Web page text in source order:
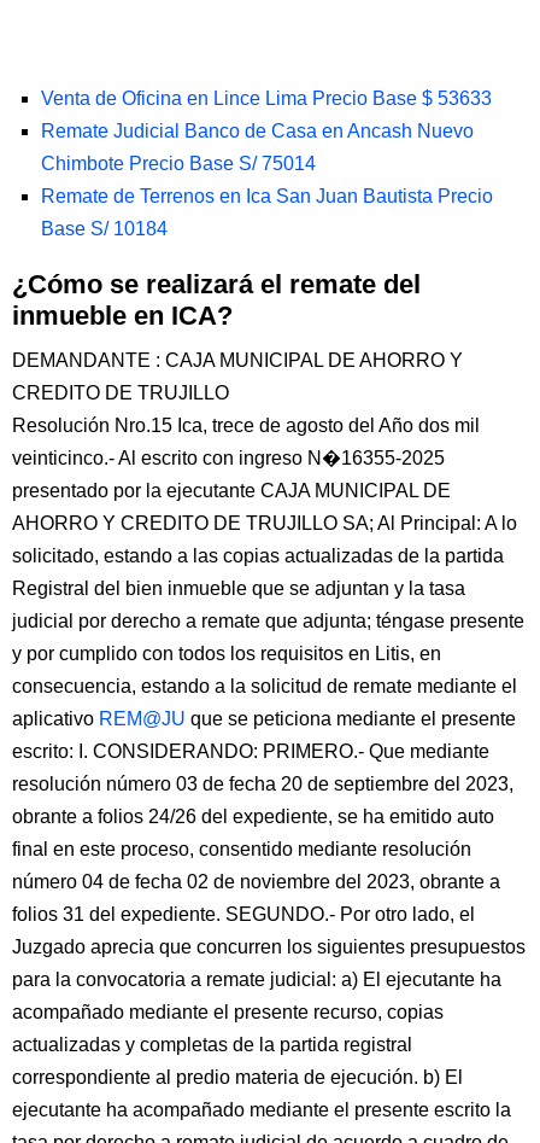
Venta de Oficina en Lince Lima Precio Base $ 53633
Remate Judicial Banco de Casa en Ancash Nuevo
Chimbote Precio Base S/ 75014
Remate de Terrenos en Ica San Juan Bautista Precio
Base S/ 10184
¿Cómo se realizará el remate del
inmueble en ICA?
DEMANDANTE : CAJA MUNICIPAL DE AHORRO Y
CREDITO DE TRUJILLO
Resolución Nro.15 Ica, trece de agosto del Año dos mil
veinticinco.- Al escrito con ingreso N�16355-2025
presentado por la ejecutante CAJA MUNICIPAL DE
AHORRO Y CREDITO DE TRUJILLO SA; Al Principal: A lo
solicitado, estando a las copias actualizadas de la partida
Registral del bien inmueble que se adjuntan y la tasa
judicial por derecho a remate que adjunta; téngase presente
y por cumplido con todos los requisitos en Litis, en
consecuencia, estando a la solicitud de remate mediante el
aplicativo REM@JU que se peticiona mediante el presente
escrito: I. CONSIDERANDO: PRIMERO.- Que mediante
resolución número 03 de fecha 20 de septiembre del 2023,
obrante a folios 24/26 del expediente, se ha emitido auto
final en este proceso, consentido mediante resolución
número 04 de fecha 02 de noviembre del 2023, obrante a
folios 31 del expediente. SEGUNDO.- Por otro lado, el
Juzgado aprecia que concurren los siguientes presupuestos
para la convocatoria a remate judicial: a) El ejecutante ha
acompañado mediante el presente recurso, copias
actualizadas y completas de la partida registral
correspondiente al predio materia de ejecución. b) El
ejecutante ha acompañado mediante el presente escrito la